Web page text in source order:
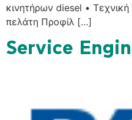
κινητήρων diesel •
πελάτη Προφίλ […]
Service